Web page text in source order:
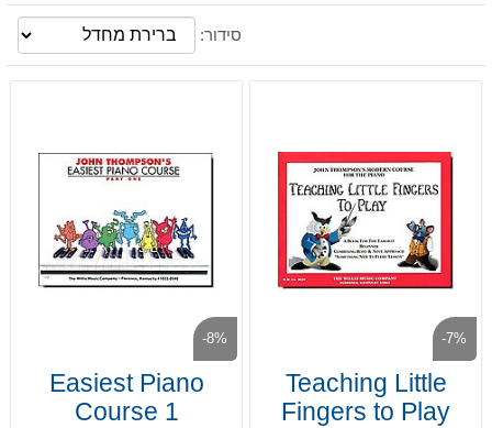
סידור:
-7%
Teaching Little
Fingers to Play
-8%
Easiest Piano
Course 1